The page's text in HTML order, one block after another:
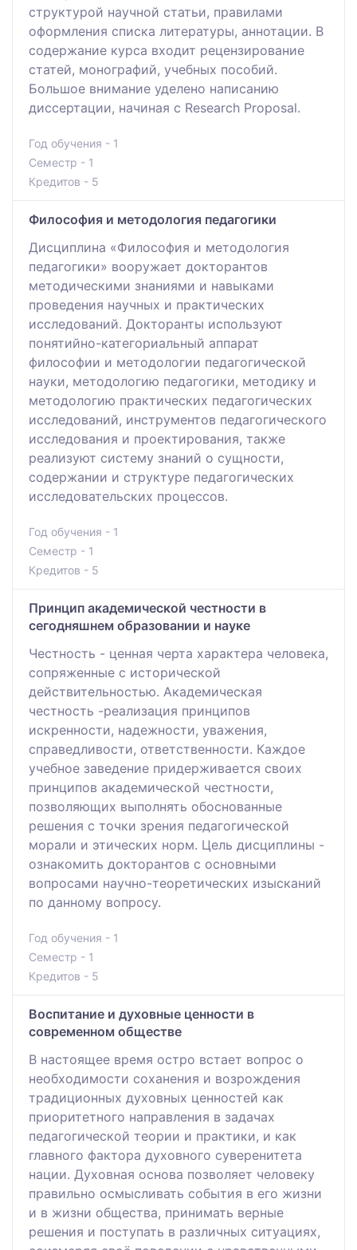
структурой научной статьи, правилами
оформления списка литературы, аннотации. В
содержание курса входит рецензирование
статей, монографий, учебных пособий.
Большое внимание уделено написанию
диссертации, начиная с Research Proposal.
Год обучения - 1
Семестр - 1
Кредитов - 5
Философия и методология педагогики
Дисциплина «Философия и методология
педагогики» вооружает докторантов
методическими знаниями и навыками
проведения научных и практических
исследований. Докторанты используют
понятийно-категориальный аппарат
философии и методологии педагогической
науки, методологию педагогики, методику и
методологию практических педагогических
исследований, инструментов педагогического
исследования и проектирования, также
реализуют систему знаний о сущности,
содержании и структуре педагогических
исследовательских процессов.
Год обучения - 1
Семестр - 1
Кредитов - 5
Принцип академической честности в
сегодняшнем образовании и науке
Честность - ценная черта характера человека,
сопряженные с исторической
действительностью. Академическая
честность -реализация принципов
искренности, надежности, уважения,
справедливости, ответственности. Каждое
учебное заведение придерживается своих
принципов академической честности,
позволяющих выполнять обоснованные
решения с точки зрения педагогической
морали и этических норм. Цель дисциплины -
ознакомить докторантов с основными
вопросами научно-теоретических изысканий
по данному вопросу.
Год обучения - 1
Семестр - 1
Кредитов - 5
Воспитание и духовные ценности в
современном обществе
В настоящее время остро встает вопрос о
необходимости соханения и возрождения
традиционных духовных ценностей как
приоритетного направления в задачах
педагогической теории и практики, и как
главного фактора духовного суверенитета
нации. Духовная основа позволяет человеку
правильно осмысливать события в его жизни
и в жизни общества, принимать верные
решения и поступать в различных ситуациях,